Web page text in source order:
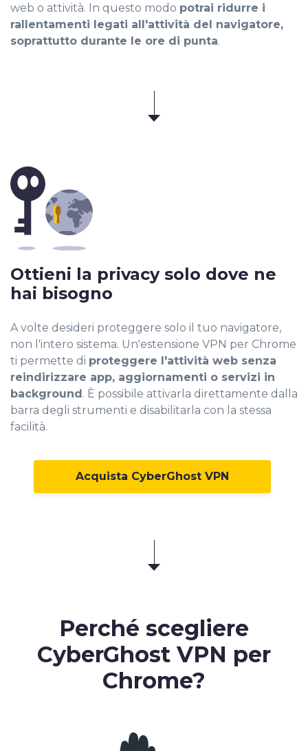
web o attività. In questo modo potrai ridurre i
rallentamenti legati all'attività del navigatore,
soprattutto durante le ore di punta.
Ottieni la privacy solo dove ne
hai bisogno
A volte desideri proteggere solo il tuo navigatore,
non l'intero sistema. Un'estensione VPN per Chrome
ti permette di proteggere l'attività web senza
reindirizzare app, aggiornamenti o servizi in
background. È possibile attivarla direttamente dalla
barra degli strumenti e disabilitarla con la stessa
facilità.
Acquista CyberGhost VPN
Perché scegliere
CyberGhost VPN per
Chrome?